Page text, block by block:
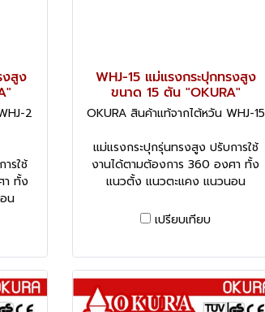
งสูง
2
รใช้
า ทั้ง
น
WHJ-15 แม่แรงกระปุกทรงสูง
ขนาด 15 ตัน "OKURA"
OKURA สินค้าแท้จากไต้หวัน WHJ-15
แม่แรงกระปุกรุ่นทรงสูง ปรับการใช้
งานได้ตามต้องการ 360 องศา ทั้ง
แนวตั้ง แนวตะแคง แนวนอน
เปรียบเทียบ